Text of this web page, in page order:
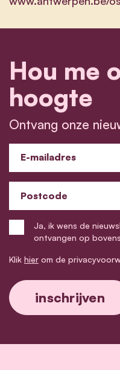
Hou me
hoogte
Ontvang onze
E-mailadres
Postcode
Ja, ik wens de
ontvangen op
Klik hier om de